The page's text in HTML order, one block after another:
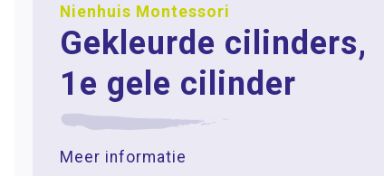
Nienhuis Montessori
Gekleurde cilinders,
1e gele cilinder
Meer informatie